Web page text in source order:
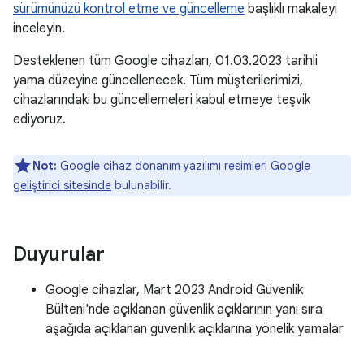
sürümünüzü kontrol etme ve güncelleme başlıklı makaleyi
inceleyin.
Desteklenen tüm Google cihazları, 01.03.2023 tarihli
yama düzeyine güncellenecek. Tüm müşterilerimizi,
cihazlarındaki bu güncellemeleri kabul etmeye teşvik
ediyoruz.
Not: Google cihaz donanım yazılımı resimleri Google
geliştirici sitesinde bulunabilir.
Duyurular
Google cihazlar, Mart 2023 Android Güvenlik
Bülteni'nde açıklanan güvenlik açıklarının yanı sıra
aşağıda açıklanan güvenlik açıklarına yönelik yamalar